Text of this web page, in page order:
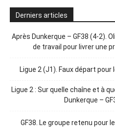
Derniers articles
Après Dunkerque – GF38 (4-2).
de travail pour livrer une
Ligue 2 (J1). Faux départ pour
Ligue 2 : Sur quelle chaîne et à
Dunkerque –
GF38. Le groupe retenu pour